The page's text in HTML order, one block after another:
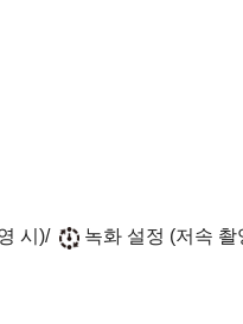
시)/ 녹화 설정 (저속 촬